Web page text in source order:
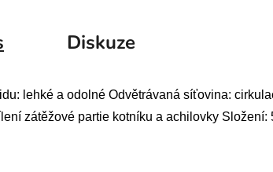
Diskuze
lehké a odolné Odvětrávaná síťovina:
zátěžové partie kotníku a achilovky Složení: